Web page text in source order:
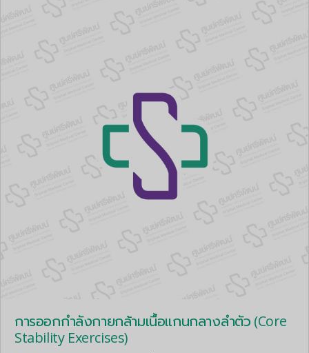
การออกกำลังกายกล้ามเนื้อแกนกลางลำตัว (Core
Stability Exercises)